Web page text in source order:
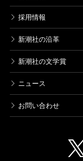
採用情報
新潮社の沿革
新潮社の文学賞
ニュース
お問い合わせ